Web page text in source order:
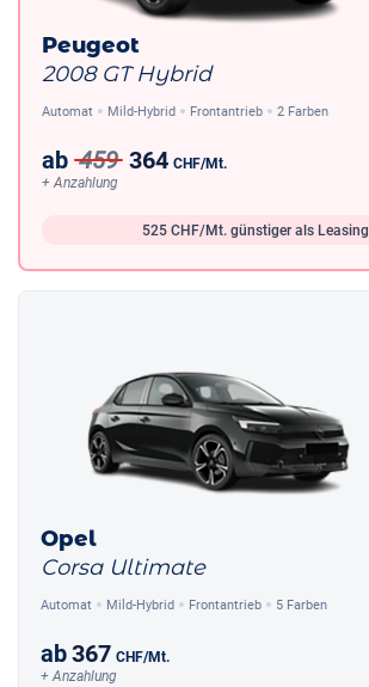
Peugeot
2008 GT Hybrid
Automat Mild-Hybrid Frontantrieb 2 Farben
ab 459 364 CHF/Mt.
+ Anzahlung
525 CHF/Mt. günstiger als Leasing
Opel
Corsa Ultimate
Automat Mild-Hybrid Frontantrieb 5 Farben
ab367 CHF/Mt.
+ Anzahlung